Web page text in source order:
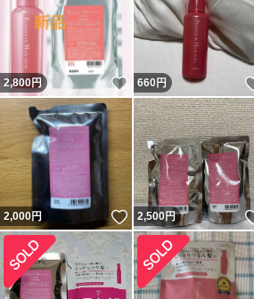
2,800円 いいね！
660円
2,000円 いいね！
2,500円